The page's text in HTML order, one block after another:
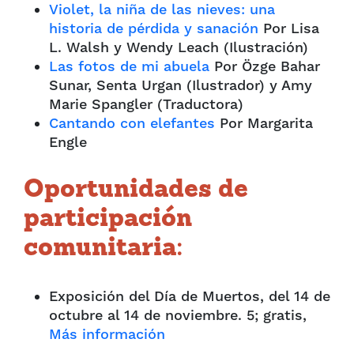
Violet, la niña de las nieves: una
historia de pérdida y sanación Por Lisa
L. Walsh y Wendy Leach (Ilustración)
Las fotos de mi abuela Por Özge Bahar
Sunar, Senta Urgan (Ilustrador) y Amy
Marie Spangler (Traductora)
Cantando con elefantes Por Margarita
Engle
Oportunidades de
participación
comunitaria:
Exposición del Día de Muertos, del 14 de
octubre al 14 de noviembre. 5; gratis,
Más información